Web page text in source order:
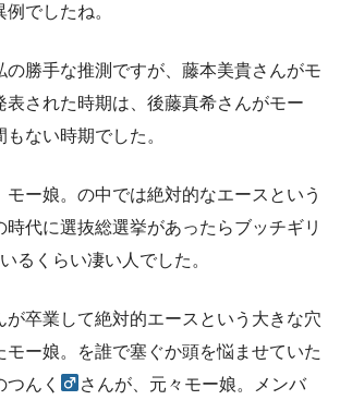
でしたね。
の勝手な推測ですが、藤本美貴さんがモ
表された時期は、後藤真希さんがモー
ない時期でした。
モー娘。の中では絶対的なエースという
時代に選抜総選挙があったらブッチギリ
るくらい凄い人でした。
が卒業して絶対的エースという大きな穴
モー娘。を誰で塞ぐか頭を悩ませていた
んく
さんが、元々モー娘。メンバ